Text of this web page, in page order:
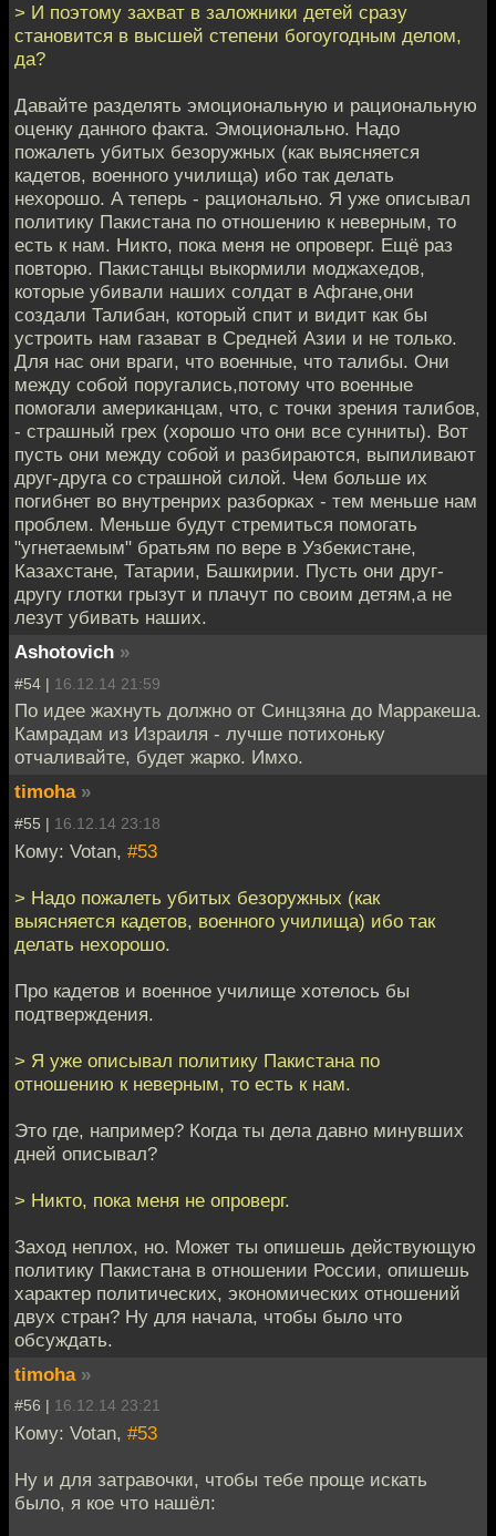
> И поэтому захват в заложники детей сразу
становится в высшей степени богоугодным делом,
да?
Давайте разделять эмоциональную и рациональную
оценку данного факта. Эмоционально. Надо
пожалеть убитых безоружных (как выясняется
кадетов, военного училища) ибо так делать
нехорошо. А теперь - рационально. Я уже описывал
политику Пакистана по отношению к неверным, то
есть к нам. Никто, пока меня не опроверг. Ещё раз
повторю. Пакистанцы выкормили моджахедов,
которые убивали наших солдат в Афгане,они
создали Талибан, который спит и видит как бы
устроить нам газават в Средней Азии и не только.
Для нас они враги, что военные, что талибы. Они
между собой поругались,потому что военные
помогали американцам, что, с точки зрения талибов,
- страшный грех (хорошо что они все сунниты). Вот
пусть они между собой и разбираются, выпиливают
друг-друга со страшной силой. Чем больше их
погибнет во внутренрих разборках - тем меньше нам
проблем. Меньше будут стремиться помогать
"угнетаемым" братьям по вере в Узбекистане,
Казахстане, Татарии, Башкирии. Пусть они друг-
другу глотки грызут и плачут по своим детям,а не
лезут убивать наших.
Ashotovich »
#54 | 16.12.14 21:59
По идее жахнуть должно от Синцзяна до Марракеша.
Камрадам из Израиля - лучше потихоньку
отчаливайте, будет жарко. Имхо.
timoha »
#55 | 16.12.14 23:18
Кому: Votan, #53
> Надо пожалеть убитых безоружных (как
выясняется кадетов, военного училища) ибо так
делать нехорошо.
Про кадетов и военное училище хотелось бы
подтверждения.
> Я уже описывал политику Пакистана по
отношению к неверным, то есть к нам.
Это где, например? Когда ты дела давно минувших
дней описывал?
> Никто, пока меня не опроверг.
Заход неплох, но. Может ты опишешь действующую
политику Пакистана в отношении России, опишешь
характер политических, экономических отношений
двух стран? Ну для начала, чтобы было что
обсуждать.
timoha »
#56 | 16.12.14 23:21
Кому: Votan, #53
Ну и для затравочки, чтобы тебе проще искать
было, я кое что нашёл: